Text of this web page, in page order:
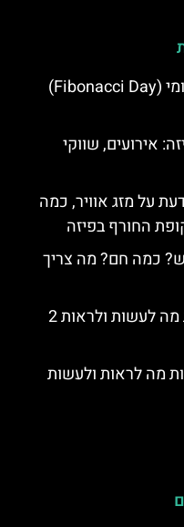
23.11 – יום פיבונאצ’י הבינלאומי (Fibonacci Day)
אירועים, שווקי
על מזג אוויר, כמה
החורף בפיזה
כמה חם? מה צריך
יומיים בפיזה – טיפים והמלצות מה לעשות ולראות 2
מה לראות ולעשות